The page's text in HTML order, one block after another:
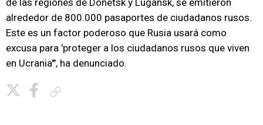
de las regiones de Donetsk y Lugansk, se emitieron
alrededor de 800.000 pasaportes de ciudadanos rusos.
Este es un factor poderoso que Rusia usará como
excusa para 'proteger a los ciudadanos rusos que viven
en Ucrania'", ha denunciado.